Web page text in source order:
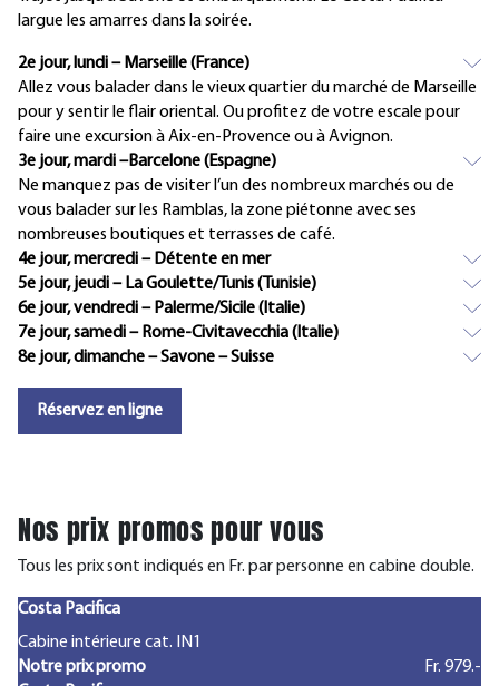
largue les amarres dans la soirée.
2e jour, lundi – Marseille (France)
Allez vous balader dans le vieux quartier du marché de Marseille
pour y sentir le flair oriental. Ou profitez de votre escale pour
faire une excursion à Aix-en-Provence ou à Avignon.
3e jour, mardi –Barcelone (Espagne)
Ne manquez pas de visiter l’un des nombreux marchés ou de
vous balader sur les Ramblas, la zone piétonne avec ses
nombreuses boutiques et terrasses de café.
4e jour, mercredi – Détente en mer
5e jour, jeudi – La Goulette/Tunis (Tunisie)
6e jour, vendredi – Palerme/Sicile (Italie)
7e jour, samedi – Rome-Civitavecchia (Italie)
8e jour, dimanche – Savone – Suisse
Réservez en ligne
Nos prix promos pour vous
Tous les prix sont indiqués en Fr. par personne en cabine double.
Costa Pacifica
Cabine intérieure cat. IN1
Notre prix promo
Fr. 979.-